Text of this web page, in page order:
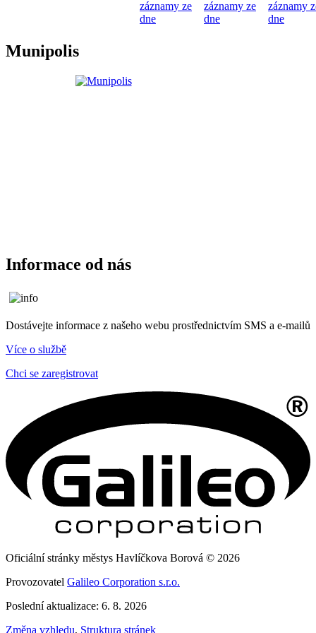
záznamy ze
dne
záznamy ze
dne
záznamy
dne
Munipolis
Informace od nás
Dostávejte informace z našeho webu prostřednictvím SMS a e-mailů
Více o službě
Chci se zaregistrovat
Oficiální stránky městys Havlíčkova Borová © 2026
Provozovatel Galileo Corporation s.r.o.
Poslední aktualizace: 6. 8. 2026
Změna vzhledu, Struktura stránek